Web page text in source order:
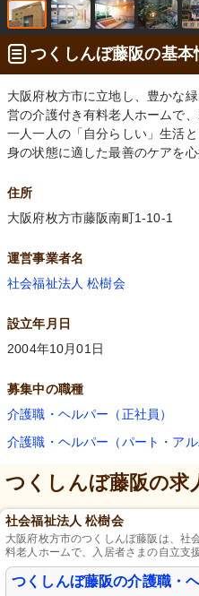
つくしんぼ藤阪の基本
大阪府枚方市に立地し、豊かな
営の介護付き有料老人ホームで
一人一人の「自分らしい」生活
身の状態に適した最善のケアを
住所
大阪府枚方市藤阪南町1-10-1
運営事業者名
社会福祉法人 松樹会
設立年月日
2004年10月01日
募集中の職種
介護職・ヘルパー（正社員）
介護職・ヘルパー（パート・アル
つくしんぼ藤阪の求
社会福祉法人 松樹会
大阪府枚方市のつくしんぼ藤阪は、社
料老人ホームで、入居者さまの自立支
発揮できる職場です。
つくしんぼ藤阪の介護職・